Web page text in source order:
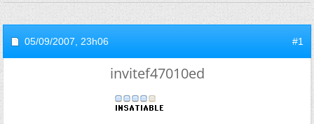
05/09/2007, 23h06 #1
invitef47010ed